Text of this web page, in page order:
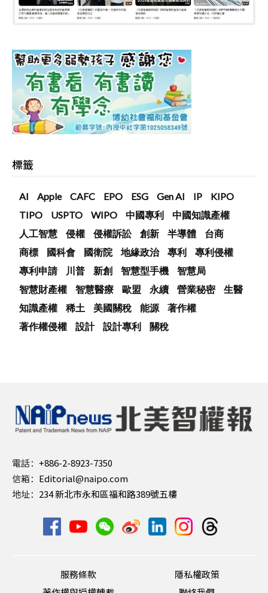
標籤
AI Apple CAFC EPO ESG Gen AI IP
KIPO
TIPO
USPTO WIPO 中國專利
中國知識產權
人工智慧
侵權 侵權訴訟 創新 半導體
台商
商標
國科會 國衛院 地緣政治 專利
專利侵權
專利申請
川普 新創 智慧型手機
智慧局
智慧財產權
智慧醫療 歐盟 永續 營業秘密
生醫
知識產權
稀土 美國關稅 能源
著作權
著作權侵權
設計 設計專利 關稅
電話： +886-2-8923-7350
信箱： Editorial@naipo.com
地址： 234 新北市永和區福和路389號五樓
服務條款
隱私權政策